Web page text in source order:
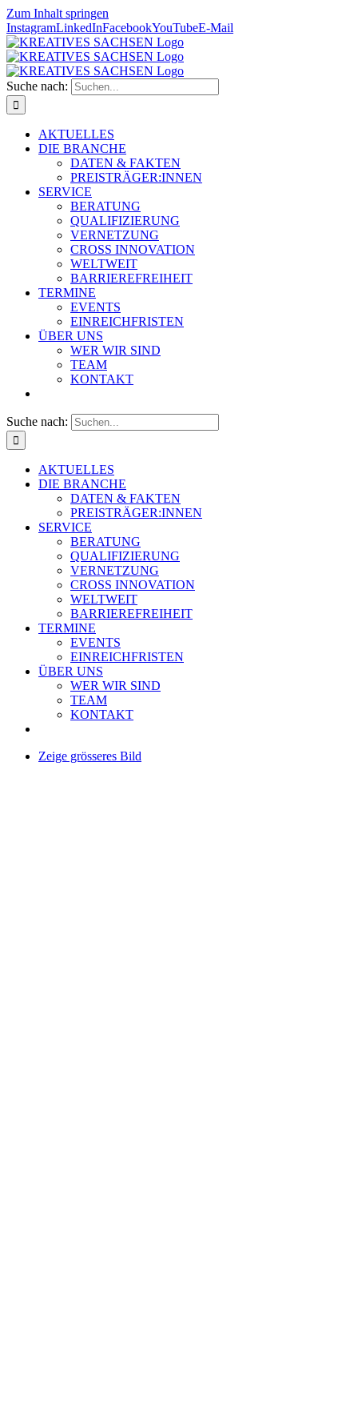
Zum Inhalt springen
InstagramLinkedInFacebookYouTubeE-Mail
Suche nach:
AKTUELLES
DIE BRANCHE
DATEN & FAKTEN
PREISTRÄGER:INNEN
SERVICE
BERATUNG
QUALIFIZIERUNG
VERNETZUNG
CROSS INNOVATION
WELTWEIT
BARRIEREFREIHEIT
TERMINE
EVENTS
EINREICHFRISTEN
ÜBER UNS
WER WIR SIND
TEAM
KONTAKT
Suche nach:
AKTUELLES
DIE BRANCHE
DATEN & FAKTEN
PREISTRÄGER:INNEN
SERVICE
BERATUNG
QUALIFIZIERUNG
VERNETZUNG
CROSS INNOVATION
WELTWEIT
BARRIEREFREIHEIT
TERMINE
EVENTS
EINREICHFRISTEN
ÜBER UNS
WER WIR SIND
TEAM
KONTAKT
Zeige grösseres Bild